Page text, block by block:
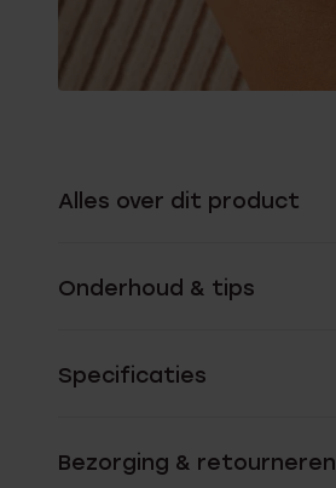
Alles over dit product
Onderhoud & tips
Specificaties
Bezorging & retourneren